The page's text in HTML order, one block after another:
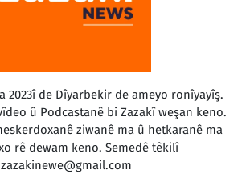
2023î de Dîyarbekir de ameyo ronîyayîş.
û Podcastanê bi Zazakî weşan keno.
ziwanê ma û hetkaranê ma
rê dewam keno. Semedê têkilî
zazakinewe@gmail.com